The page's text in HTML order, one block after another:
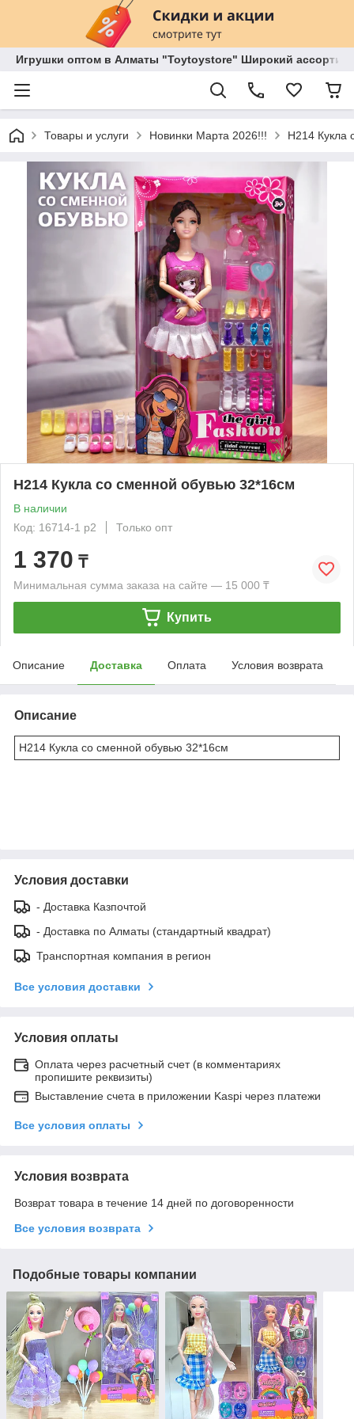
Игрушки оптом в Алматы "Toytoystore" Широкий
Товары и услуги Новинки Марта 2026!!! H214 Кукла
H214 Кукла со сменной обувью 32*16см
В наличии
Код: 16714-1 р2
Только опт
1 370 ₸
Минимальная сумма заказа на сайте — 15 000 ₸
Купить
Описание Доставка Оплата Условия возврата
Описание
H214 Кукла со сменной обувью 32*16см
Условия доставки
- Доставка Казпочтой
- Доставка по Алматы (стандартный квадрат)
Транспортная компания в регион
Все условия доставки
Условия оплаты
Оплата через расчетный счет (в комментариях
пропишите реквизиты)
Выставление счета в приложении Kaspi через платежи
Все условия оплаты
Условия возврата
Возврат товара в течение 14 дней по договоренности
Все условия возврата
Подобные товары компании